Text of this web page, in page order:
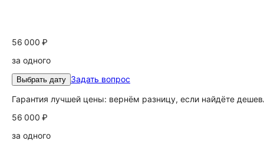
56 000 ₽
за одного
Выбрать дату Задать вопрос
Гарантия лучшей цены: вернём разницу, если найдёте
56 000 ₽
за одного